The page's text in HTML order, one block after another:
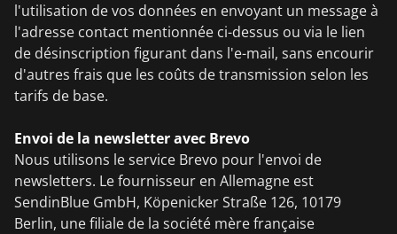
l'utilisation de vos données en envoyant un message à
l'adresse contact mentionnée ci-dessus ou via le lien
de désinscription figurant dans l'e-mail, sans encourir
d'autres frais que les coûts de transmission selon les
tarifs de base.
Envoi de la newsletter avec Brevo
Nous utilisons le service Brevo pour l'envoi de
newsletters. Le fournisseur en Allemagne est
SendinBlue GmbH, Köpenicker Straße 126, 10179
Berlin, une filiale de la société mère française